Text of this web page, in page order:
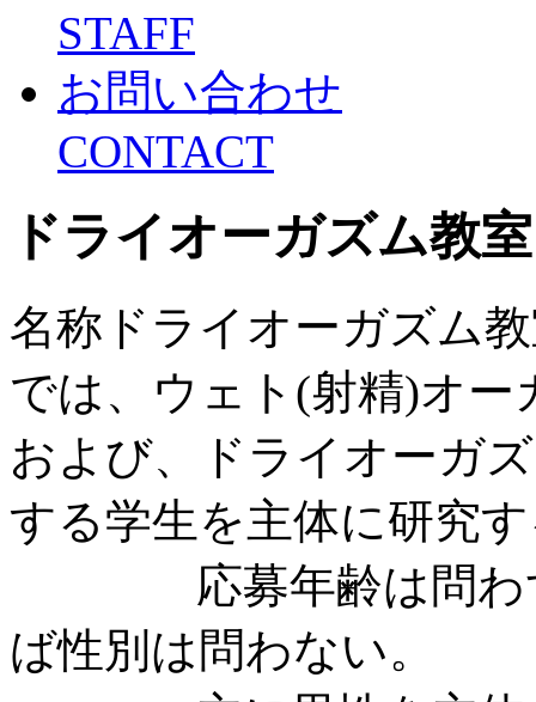
STAFF
お問い合わせ
CONTACT
ドライオーガズム教室
名称ドライオーガズム
では、ウェト(射精)オ
および、ドライオーガ
する学生を主体に研究
応募年齢は問わず
ば性別は問わない。